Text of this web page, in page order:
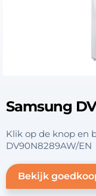
Samsung
Klik op de knop en
DV90N8289AW/EN
Bekijk